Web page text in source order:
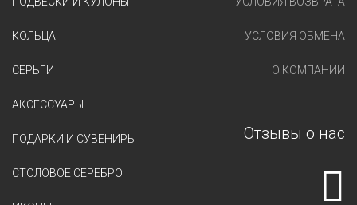
КОЛЬЦА
СЕРЬГИ
АКСЕССУАРЫ
ПОДАРКИ И СУВЕНИРЫ
СТОЛОВОЕ СЕРЕБРО
УСЛОВИЯ ОБМЕНА
О КОМПАНИИ
Отзывы о нас